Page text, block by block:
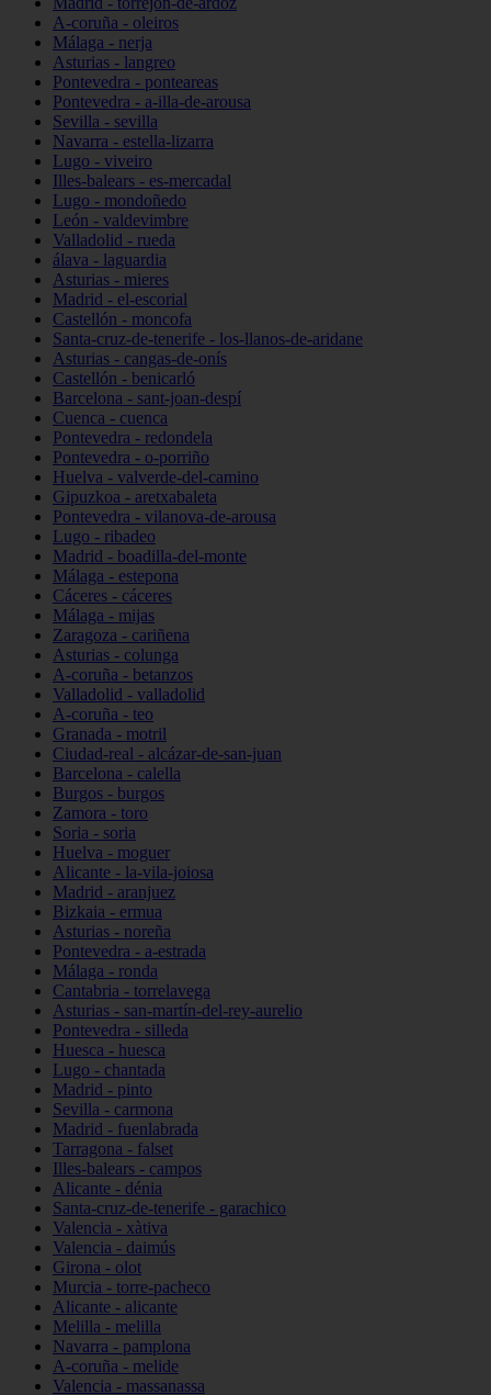
A-coruña - oleiros
Málaga - nerja
Asturias - langreo
Pontevedra - ponteareas
Pontevedra - a-illa-de-arousa
Sevilla - sevilla
Navarra - estella-lizarra
Lugo - viveiro
Illes-balears - es-mercadal
Lugo - mondoñedo
León - valdevimbre
Valladolid - rueda
álava - laguardia
Asturias - mieres
Madrid - el-escorial
Castellón - moncofa
Santa-cruz-de-tenerife - los-llanos-de-aridane
Asturias - cangas-de-onís
Castellón - benicarló
Barcelona - sant-joan-despí
Cuenca - cuenca
Pontevedra - redondela
Pontevedra - o-porriño
Huelva - valverde-del-camino
Gipuzkoa - aretxabaleta
Pontevedra - vilanova-de-arousa
Lugo - ribadeo
Madrid - boadilla-del-monte
Málaga - estepona
Cáceres - cáceres
Málaga - mijas
Zaragoza - cariñena
Asturias - colunga
A-coruña - betanzos
Valladolid - valladolid
A-coruña - teo
Granada - motril
Ciudad-real - alcázar-de-san-juan
Barcelona - calella
Burgos - burgos
Zamora - toro
Soria - soria
Huelva - moguer
Alicante - la-vila-joiosa
Madrid - aranjuez
Bizkaia - ermua
Asturias - noreña
Pontevedra - a-estrada
Málaga - ronda
Cantabria - torrelavega
Asturias - san-martín-del-rey-aurelio
Pontevedra - silleda
Huesca - huesca
Lugo - chantada
Madrid - pinto
Sevilla - carmona
Madrid - fuenlabrada
Tarragona - falset
Illes-balears - campos
Alicante - dénia
Santa-cruz-de-tenerife - garachico
Valencia - xàtiva
Valencia - daimús
Girona - olot
Murcia - torre-pacheco
Alicante - alicante
Melilla - melilla
Navarra - pamplona
A-coruña - melide
Valencia - massanassa